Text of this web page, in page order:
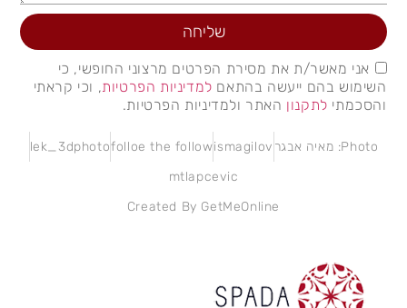
אני מאשר/ת את מסירת הפרטים מרצוני החופשי, כי
השימוש בהם ייעשה בהתאם למדיניות הפרטיות, וכי קראתי
והסכמתי לתקנון האתר ולמדיניות הפרטיות.
שליחה
Created By GetMeOnline
Photo: מאיה אבגר ismagilov
folloe the follow
lek_3dphoto
mtlapcevic